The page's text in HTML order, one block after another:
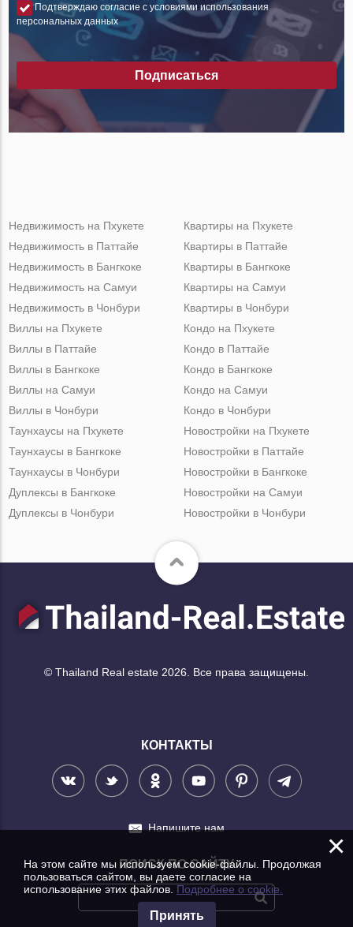
Подтверждаю согласие с условиями использования
персональных данных
Подписаться
Недвижимость на Пхукете
Недвижимость в Паттайе
Недвижимость в Бангкоке
Недвижимость на Самуи
Недвижимость в Чонбури
Квартиры на Пхукете
Квартиры в Паттайе
Квартиры в Бангкоке
Квартиры на Самуи
Квартиры в Чонбури
Виллы на Пхукете
Виллы в Паттайе
Виллы в Бангкоке
Виллы на Самуи
Виллы в Чонбури
Кондо на Пхукете
Кондо в Паттайе
Кондо в Бангкоке
Кондо на Самуи
Кондо в Чонбури
Таунхаусы на Пхукете
Таунхаусы в Бангкоке
Таунхаусы в Чонбури
Дуплексы в Бангкоке
Дуплексы в Чонбури
Новостройки на Пхукете
Новостройки в Паттайе
Новостройки в Бангкоке
Новостройки на Самуи
Новостройки в Чонбури
© Thailand Real estate 2026. Все права защищены.
КОНТАКТЫ
Напишите нам
ПОИСК ПО САЙТУ
×
На этом сайте мы используем cookie-файлы. Продолжая
пользоваться сайтом, вы даете согласие на
использование этих файлов. Подробнее о cookie.
Принять